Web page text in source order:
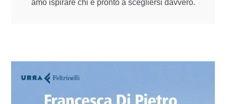
amo ispirare chi è pronto a scegliersi davvero.